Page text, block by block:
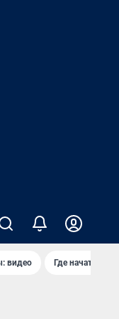
видео Где начать